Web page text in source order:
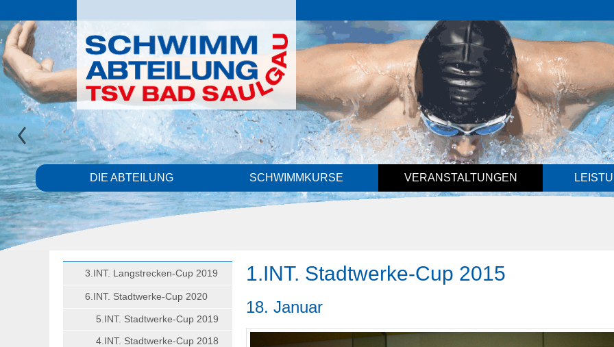
DIE ABTEILUNG SCHWIMMKURSE VERANSTALTUNGEN
3.INT. Langstrecken-Cup 2019
6.INT. Stadtwerke-Cup 2020
5.INT. Stadtwerke-Cup 2019
4.INT. Stadtwerke-Cup 2018
1.INT. Stadtwerke-Cup 2015
18. Januar